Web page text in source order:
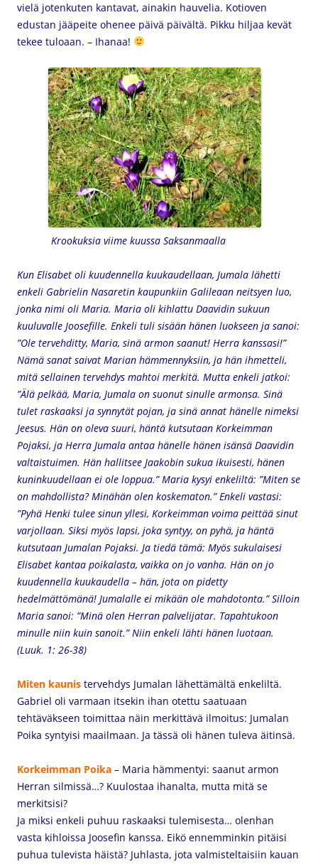
vielä jotenkuten kantavat, ainakin hauvelia. Kotioven
edustan jääpeite ohenee päivä päivältä. Pikku hiljaa kevät
tekee tuloaan. – Ihanaa!
Krookuksia viime kuussa Saksanmaalla
Kun Elisabet oli kuudennella kuukaudellaan, Jumala lähetti
enkeli Gabrielin Nasaretin kaupunkiin Galileaan neitsyen luo,
jonka nimi oli Maria. Maria oli kihlattu Daavidin sukuun
kuuluvalle Joosefille. Enkeli tuli sisään hänen luokseen ja sanoi:
”Ole tervehditty, Maria, sinä armon saanut! Herra kanssasi!”
Nämä sanat saivat Marian hämmennyksiin, ja hän ihmetteli,
mitä sellainen tervehdys mahtoi merkitä. Mutta enkeli jatkoi:
”Älä pelkää, Maria, Jumala on suonut sinulle armonsa. Sinä
tulet raskaaksi ja synnytät pojan, ja sinä annat hänelle nimeksi
Jeesus. Hän on oleva suuri, häntä kutsutaan Korkeimman
Pojaksi, ja Herra Jumala antaa hänelle hänen isänsä Daavidin
valtaistuimen. Hän hallitsee Jaakobin sukua ikuisesti, hänen
kuninkuudellaan ei ole loppua.” Maria kysyi enkeliltä: ”Miten se
on mahdollista? Minähän olen koskematon.” Enkeli vastasi:
”Pyhä Henki tulee sinun yllesi, Korkeimman voima peittää sinut
varjollaan. Siksi myös lapsi, joka syntyy, on pyhä, ja häntä
kutsutaan Jumalan Pojaksi. Ja tiedä tämä: Myös sukulaisesi
Elisabet kantaa poikalasta, vaikka on jo vanha. Hän on jo
kuudennella kuukaudella – hän, jota on pidetty
hedelmättömänä! Jumalalle ei mikään ole mahdotonta.” Silloin
Maria sanoi: ”Minä olen Herran palvelijatar. Tapahtukoon
minulle niin kuin sanoit.” Niin enkeli lähti hänen luotaan.
(Luuk. 1: 26-38)
Miten kaunis tervehdys Jumalan lähettämältä enkeliltä.
Gabriel oli varmaan itsekin ihan otettu saatuaan
tehtäväkseen toimittaa näin merkittävä ilmoitus: Jumalan
Poika syntyisi maailmaan. Ja tässä oli hänen tuleva äitinsä.
Korkeimman Poika – Maria hämmentyi: saanut armon
Herran silmissä…? Kuulostaa ihanalta, mutta mitä se
merkitsisi?
Ja miksi enkeli puhuu raskaaksi tulemisesta… olenhan
vasta kihloissa Joosefin kanssa. Eikö ennemminkin pitäisi
puhua tulevista häistä? Juhlasta, jota valmisteltaisiin kauan